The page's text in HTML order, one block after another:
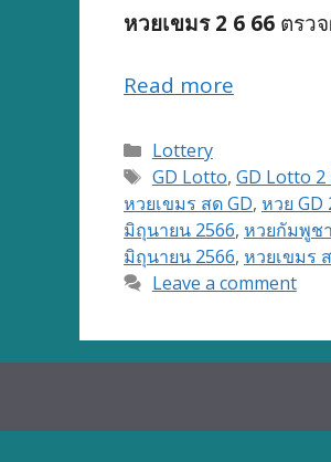
หวยเขมร 2 6 66 ตรว
Read more
Categories
Lottery
Tags
GD Lotto, GD Lotto 2
หวยเขมร สด GD, หวย GD
มิถุนายน 2566, หวยกัมพูช
มิถุนายน 2566, หวยเขมร
Leave a comment